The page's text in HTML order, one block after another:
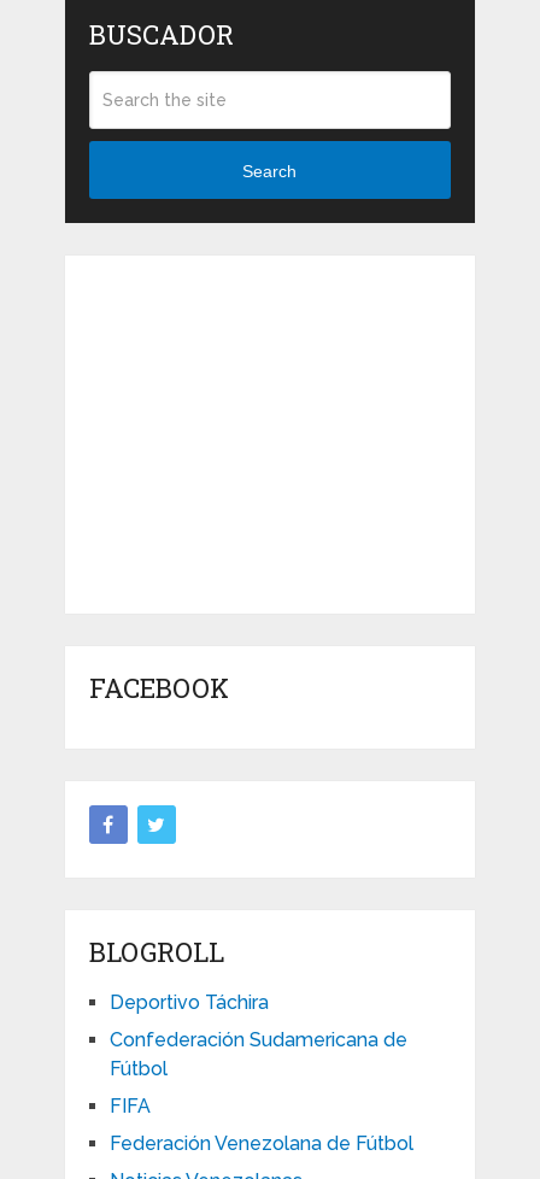
BUSCADOR
Search
FACEBOOK
BLOGROLL
Deportivo Táchira
Confederación Sudamericana de
Fútbol
FIFA
Federación Venezolana de Fútbol